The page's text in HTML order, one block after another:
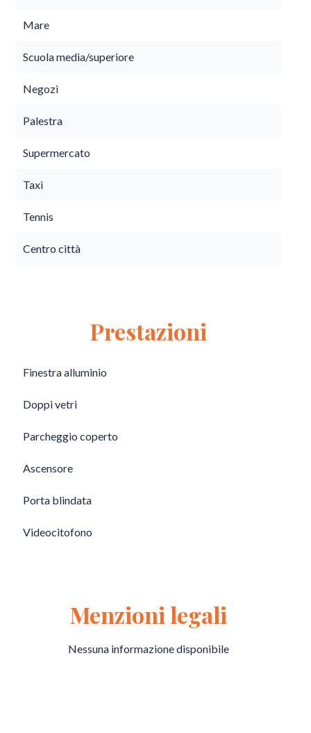
Mare
Scuola media/superiore
Negozi
Palestra
Supermercato
Taxi
Tennis
Centro città
Prestazioni
Finestra alluminio
Doppi vetri
Parcheggio coperto
Ascensore
Porta blindata
Videocitofono
Menzioni legali
Nessuna informazione disponibile